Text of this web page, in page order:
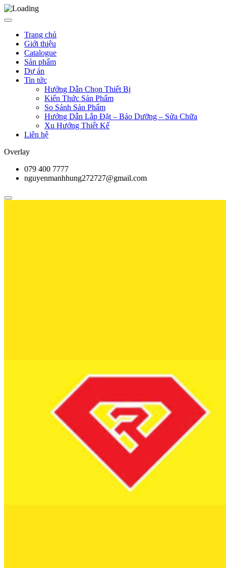
Trang chủ
Giới thiệu
Catalogue
Sản phẩm
Dự án
Tin tức
Hướng Dẫn Chọn Thiết Bị
Kiến Thức Sản Phẩm
So Sánh Sản Phẩm
Hướng Dẫn Lắp Đặt – Bảo Dưỡng – Sửa Chữa
Xu Hướng Thiết Kế
Liên hệ
Overlay
079 400 7777
nguyenmanhhung272727@gmail.com